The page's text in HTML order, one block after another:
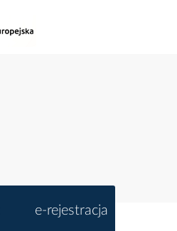
e-rejestracja